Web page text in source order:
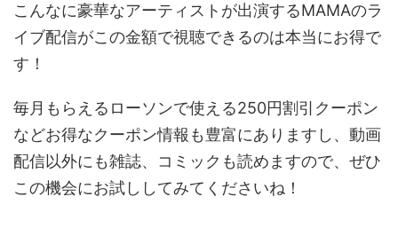
こんなに豪華なアーティストが出演するMAMAのラ
イブ配信がこの金額で視聴できるのは本当にお得で
す！
毎月もらえるローソンで使える250円割引クーポン
などお得なクーポン情報も豊富にありますし、動画
配信以外にも雑誌、コミックも読めますので、ぜひ
この機会にお試ししてみてくださいね！